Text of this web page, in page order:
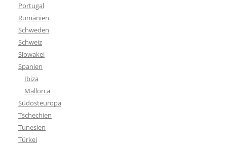
Portugal
Rumänien
Schweden
Schweiz
Slowakei
Spanien
Ibiza
Mallorca
Südosteuropa
Tschechien
Tunesien
Türkei